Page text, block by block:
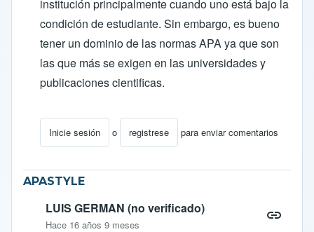
institución principalmente cuando uno está bajo la
condición de estudiante. Sin embargo, es bueno
tener un dominio de las normas APA ya que son
las que más se exigen en las universidades y
publicaciones cientificas.
Inicie sesión o registrese para enviar comentarios
En respuesta a referencias bibliograficasporena
APASTYLE
LUIS GERMAN (no verificado)
Hace 16 años 9 meses